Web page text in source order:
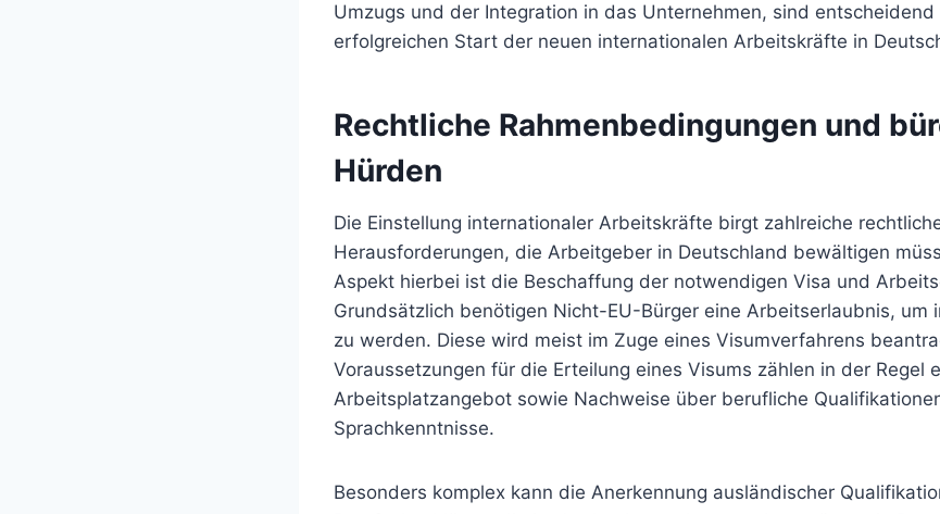
Umzugs und der Integration in das Unternehmen, sind entscheidend
erfolgreichen Start der neuen internationalen Arbeitskräfte in
Rechtliche Rahmenbedingungen und
Hürden
Die Einstellung internationaler Arbeitskräfte birgt zahlreiche
Herausforderungen, die Arbeitgeber in Deutschland bewältigen
Aspekt hierbei ist die Beschaffung der notwendigen Visa und
Grundsätzlich benötigen Nicht-EU-Bürger eine Arbeitserlaubnis, um
zu werden. Diese wird meist im Zuge eines Visumverfahrens
Voraussetzungen für die Erteilung eines Visums zählen in der Regel
Arbeitsplatzangebot sowie Nachweise über berufliche
Sprachkenntnisse.
Besonders komplex kann die Anerkennung ausländischer